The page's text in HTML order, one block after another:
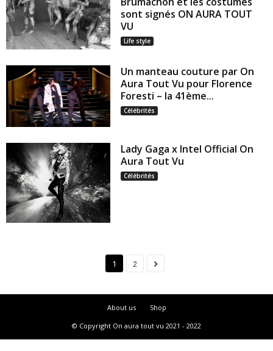
sont signés ON AURA TOUT
VU
Life style
Un manteau couture par On
Aura Tout Vu pour Florence
Foresti – la 41ème...
Célébrités
Lady Gaga x Intel Official On
Aura Tout Vu
Célébrités
1 2
About us
Shop
© Copyright On aura tout vu 2021 - 2022